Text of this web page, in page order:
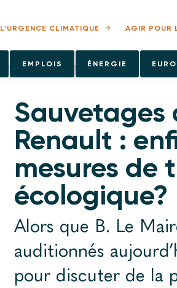
L’URGENCE CLIMATIQUE AGIR POUR
EMPLOIS ÉNERGIE
Sauvetages
Renault :
mesures de
écologique?
Alors que B. Le
auditionnés
pour discuter de la